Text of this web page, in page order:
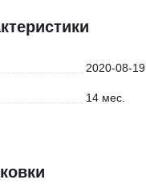
2020-08-19
14 мес.